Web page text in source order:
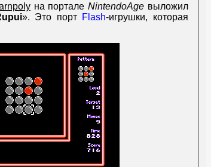
на портале NintendoAge выложил
». Это порт Flash-игрушки, которая